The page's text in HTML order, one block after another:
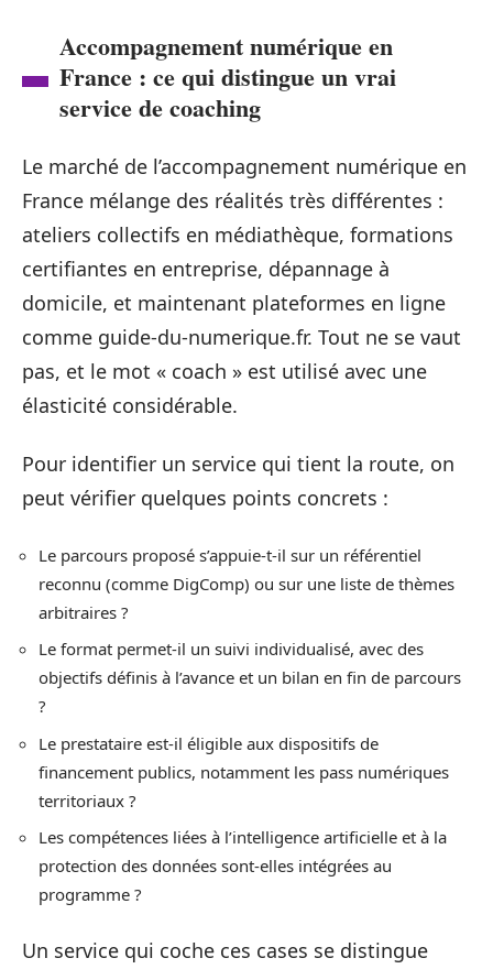
Accompagnement numérique en
France : ce qui distingue un vrai
service de coaching
Le marché de l’accompagnement numérique en
France mélange des réalités très différentes :
ateliers collectifs en médiathèque, formations
certifiantes en entreprise, dépannage à
domicile, et maintenant plateformes en ligne
comme guide-du-numerique.fr. Tout ne se vaut
pas, et le mot « coach » est utilisé avec une
élasticité considérable.
Pour identifier un service qui tient la route, on
peut vérifier quelques points concrets :
Le parcours proposé s’appuie-t-il sur un référentiel
reconnu (comme DigComp) ou sur une liste de thèmes
arbitraires ?
Le format permet-il un suivi individualisé, avec des
objectifs définis à l’avance et un bilan en fin de parcours
?
Le prestataire est-il éligible aux dispositifs de
financement publics, notamment les pass numériques
territoriaux ?
Les compétences liées à l’intelligence artificielle et à la
protection des données sont-elles intégrées au
programme ?
Un service qui coche ces cases se distingue